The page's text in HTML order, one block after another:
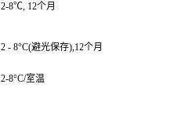
2-8℃, 12个月
2 - 8°C(避光保存),12个月
2-8°C/室温